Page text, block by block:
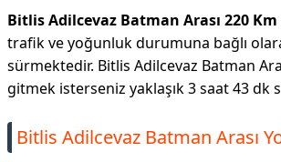
Bitlis Adilcevaz Batman Arası 220 Km
trafik ve yoğunluk durumuna bağlı
sürmektedir. Bitlis Adilcevaz Batman
gitmek isterseniz yaklaşık 3 saat 43 dk
Bitlis Adilcevaz Batman Arası